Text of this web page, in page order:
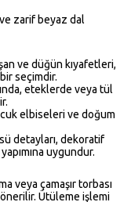
zarif beyaz dal
ve düğün kıyafetleri,
seçimdir.
eteklerde veya tül
elbiseleri ve doğum
detayları, dekoratif
uygundur.
veya çamaşır torbası
Ütüleme işlemi